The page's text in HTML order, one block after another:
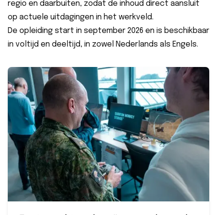
regio en daarbuiten, zodat de inhoud direct aansluit
op actuele uitdagingen in het werkveld.
De opleiding start in september 2026 en is beschikbaar
in voltijd en deeltijd, in zowel Nederlands als Engels.